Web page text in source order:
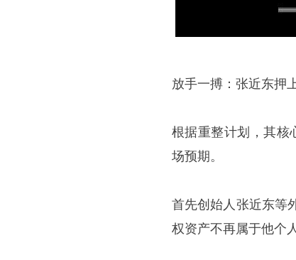
放手一搏：张近东押
根据重整计划，其核
场预期。
首先创始人张近东等
权资产不再属于他个人